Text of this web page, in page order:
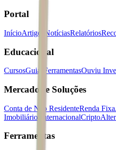
Portal
InícioArtigos NotíciasRelatórios
Educacional
CursosGuias FerramentasOuviu
Mercados e Soluções
Conta de Não ResidenteRenda Fixa
Imobiliários
InternacionalCripto
Ferramentas